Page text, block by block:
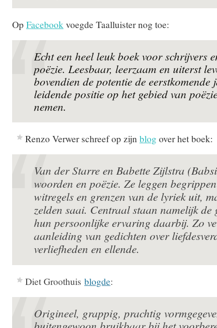
Op Facebook voegde Taalluister nog toe:
Echt een heel leuk boek voor schrijvers
poëzie. Leesbaar, leerzaam en uiterst
bovendien de potentie de eerstkomende
leidende positie op het gebied van
nemen.
Renzo Verwer schreef op zijn blog over het boek:
Van der Starre en Babette Zijlstra
woorden en poëzie. Ze leggen
witregels en grenzen van de lyriek uit,
zelden saai. Centraal staan namelijk de
hun persoonlijke ervaring daarbij. Zo
aanleiding van gedichten over
verliefheden en ellende.
Diet Groothuis blogde:
Origineel, grappig, prachtig